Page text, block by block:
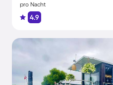
pro Nacht
4.9